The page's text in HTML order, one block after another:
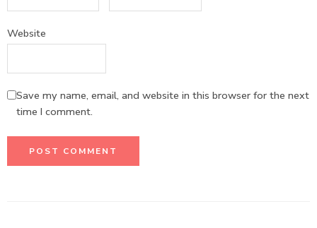
Website
Save my name, email, and website in this browser for the next
time I comment.